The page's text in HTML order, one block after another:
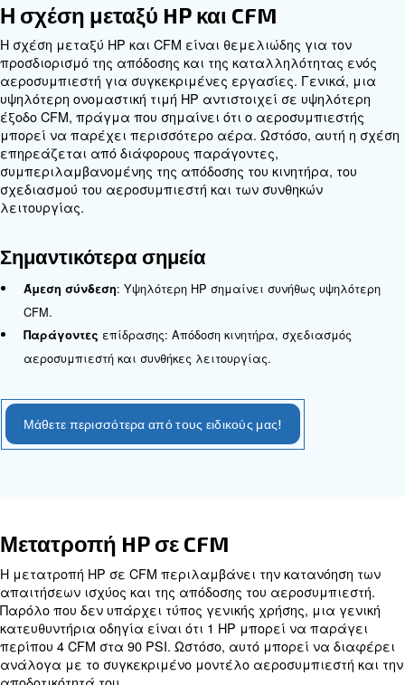
παρέχεται από τον αεροσυμπιεστή. Υποδεικνύει
ικανότητα του αεροσυμπιεστή να παράγει ροή
Υψηλότερες τιμές CFM σημαίνουν ότι παρέχεται
περισσότερος αέρας, κάτι που είναι απαραίτητο
εφαρμογές που απαιτούν συνεχή ροή αέρα.
Σημαντικότερα σημεία
Ορισμός
παρέχει ροή αέρα.
Εφαρμογή: Απαραίτητη για εφαρμογές που
ροή αέρα.
Η σχέση μεταξύ HP και CFM
υψηλότερη ονομαστική τιμή HP αντιστοιχεί σε
έξοδο CFM, πράγμα που σημαίνει ότι ο
μπορεί να παρέχει περισσότερο αέρα. Ωστόσο,
επηρεάζεται από διάφορους παράγοντες,
συμπεριλαμβανομένης της απόδοσης του
σχεδιασμού του αεροσυμπιεστή και των συνθηκών
λειτουργίας.